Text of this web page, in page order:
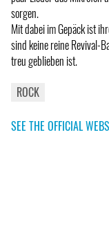
sorgen.
Mit dabei im Gepäck ist
sind keine reine Revival-
treu geblieben ist.
ROCK
SEE THE OFFICIAL